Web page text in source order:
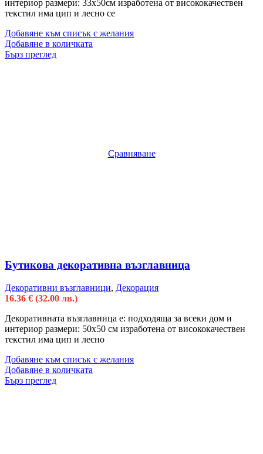
интериор размери: 33х50см изработена от висококачествен
текстил има цип и лесно се
Добавяне към списък с желания
Добавяне в количката
Бърз преглед
Сравняване
Бутикова декоративна възглавница
Декоративни възглавници, Декорация
16.36 € (32.00 лв.)
Декоративната възглавница е: подходяща за всеки дом и
интериор размери: 50х50 см изработена от висококачествен
текстил има цип и лесно
Добавяне към списък с желания
Добавяне в количката
Бърз преглед